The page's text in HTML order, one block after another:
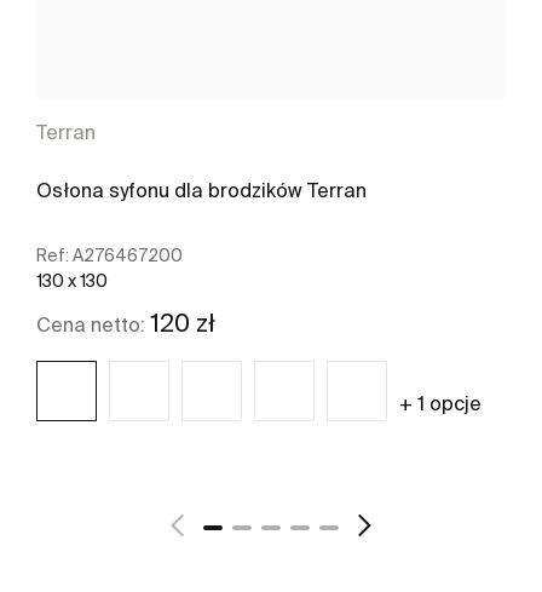
Terran
Osłona syfonu dla brodzików Terran
Ref: A276467200
130 x 130
Cena netto: 120 zł
+ 1 opcje